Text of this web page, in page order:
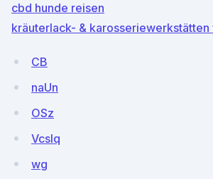
cbd hunde reisen
kräuterlack- & karosseriewerkstätten
CB
naUn
OSz
VcsIq
wg